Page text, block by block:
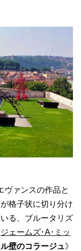
ァンスの作品と
格子状に切り分け
る、ブルータリズ
ジェームズ･A･ミッ
壁のコラージュ》